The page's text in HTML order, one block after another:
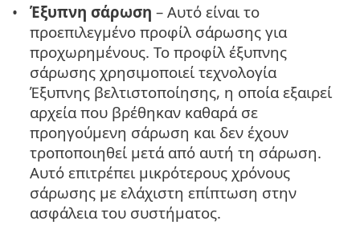
Έξυπνη σάρωση – Αυτό είναι το
προεπιλεγμένο προφίλ σάρωσης για
προχωρημένους. Το προφίλ έξυπνης
σάρωσης χρησιμοποιεί τεχνολογία
Έξυπνης βελτιστοποίησης, η οποία εξαιρεί
αρχεία που βρέθηκαν καθαρά σε
προηγούμενη σάρωση και δεν έχουν
τροποποιηθεί μετά από αυτή τη σάρωση.
Αυτό επιτρέπει μικρότερους χρόνους
σάρωσης με ελάχιστη επίπτωση στην
ασφάλεια του συστήματος.